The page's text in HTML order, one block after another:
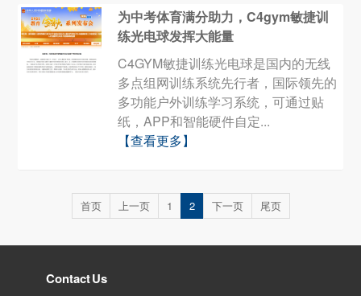
为中考体育满分助力，C4gym敏捷训
练光电球发挥大能量
C4GYM敏捷训练光电球是国内的无线
多点组网训练系统先行者，国际领先的
多功能户外训练学习系统，可通过贴
纸，APP和智能硬件自定...
【查看更多】
首页 上一页 1 2 下一页 尾页
Contact Us